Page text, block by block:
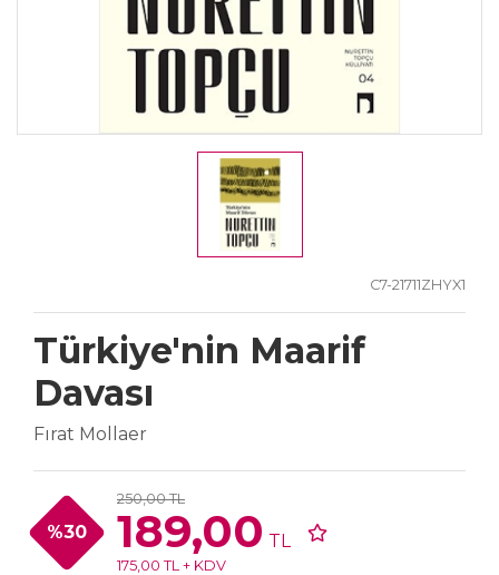
C7-21711ZHYX1
Türkiye'nin Maarif
Davası
Fırat Mollaer
%30
250,00 TL
189,00 TL
175,00 TL + KDV